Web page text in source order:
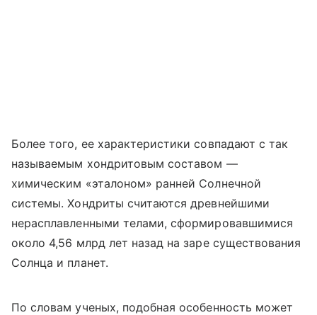
Более того, ее характеристики совпадают с так
называемым хондритовым составом —
химическим «эталоном» ранней Солнечной
системы. Хондриты считаются древнейшими
нерасплавленными телами, сформировавшимися
около 4,56 млрд лет назад на заре существования
Солнца и планет.
По словам ученых, подобная особенность может